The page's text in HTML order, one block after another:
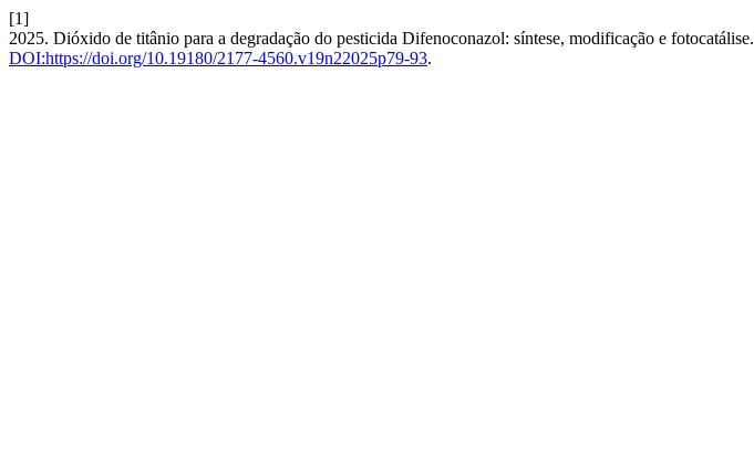
[1]
2025. Dióxido de titânio para a degradação do pesticida Difenoconazol: síntese, modificação e fotocatálise.
DOI:https://doi.org/10.19180/2177-4560.v19n22025p79-93.